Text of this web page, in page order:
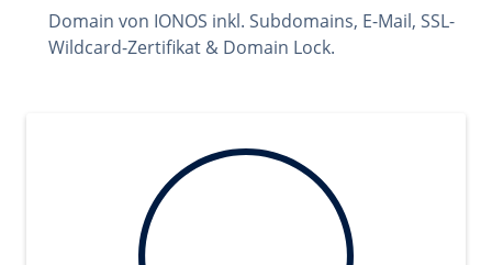
Domain von IONOS inkl. Subdomains, E-Mail, SSL-
Wildcard-Zertifikat & Domain Lock.